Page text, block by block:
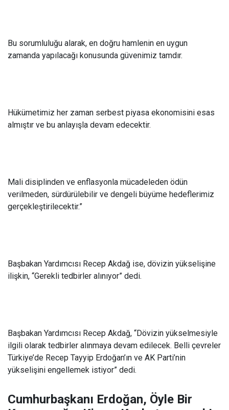
Bu sorumluluğu alarak, en doğru hamlenin en uygun
zamanda yapılacağı konusunda güvenimiz tamdır.
Hükümetimiz her zaman serbest piyasa ekonomisini esas
almıştır ve bu anlayışla devam edecektir.
Mali disiplinden ve enflasyonla mücadeleden ödün
verilmeden, sürdürülebilir ve dengeli büyüme hedeflerimiz
gerçekleştirilecektir.”
Başbakan Yardımcısı Recep Akdağ ise, dövizin yükselişine
ilişkin, “Gerekli tedbirler alınıyor” dedi.
Başbakan Yardımcısı Recep Akdağ, “Dövizin yükselmesiyle
ilgili olarak tedbirler alınmaya devam edilecek. Belli çevreler
Türkiye’de Recep Tayyip Erdoğan’ın ve AK Parti’nin
yükselişini engellemek istiyor” dedi.
Cumhurbaşkanı Erdoğan, Öyle Bir